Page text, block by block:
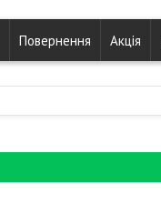
Повернення Акція